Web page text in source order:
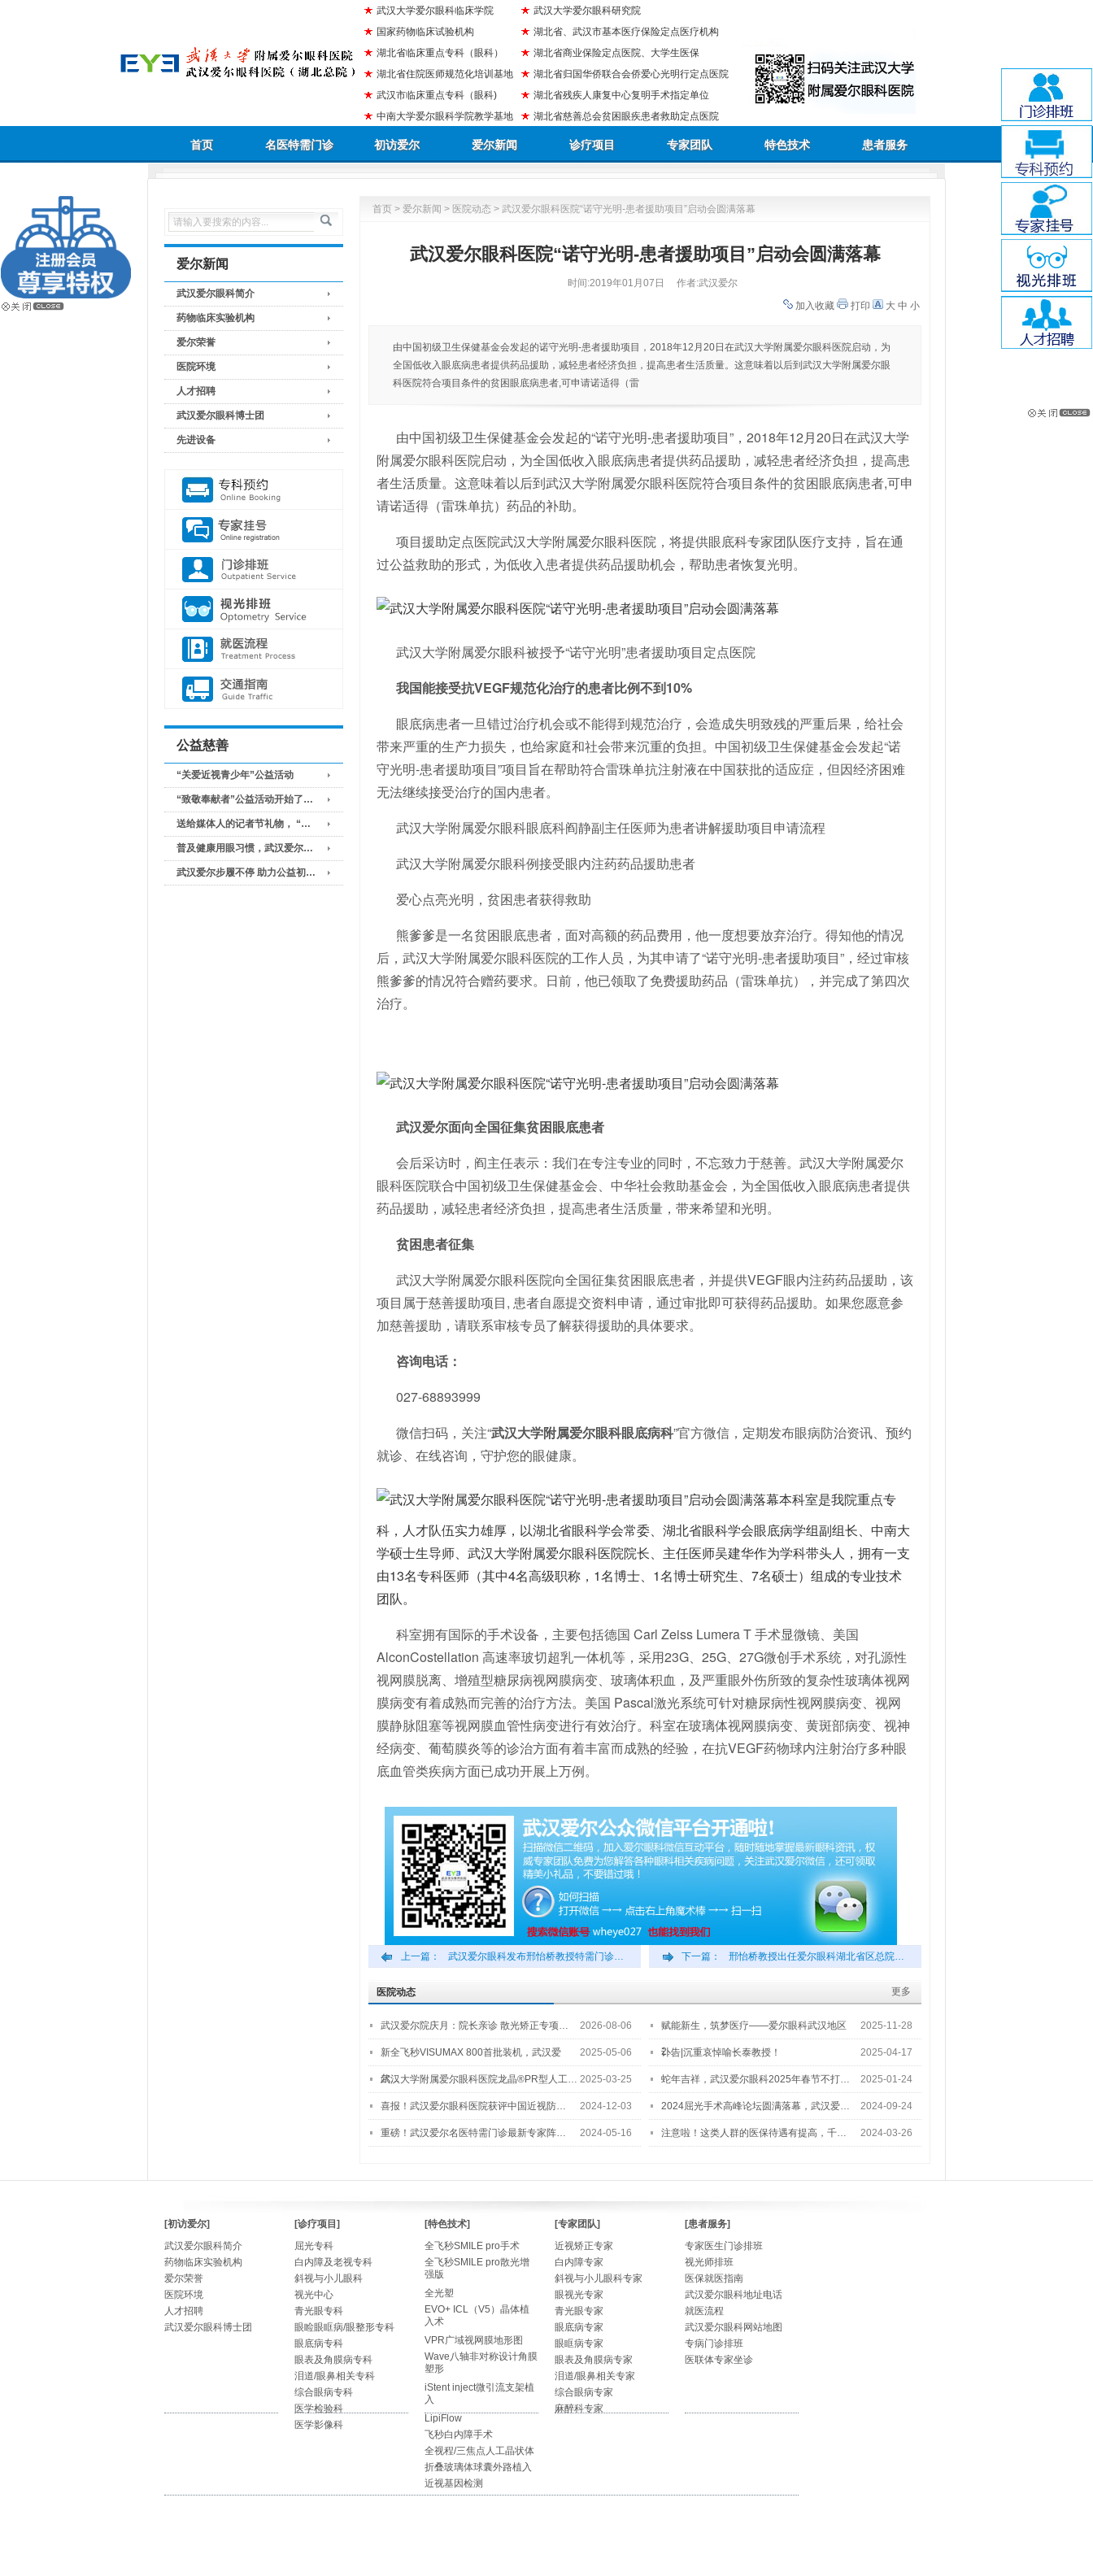
武汉大学爱尔眼科临床学院
国家药物临床试验机构
湖北省临床重点专科（眼科）
湖北省住院医师规范化培训基地
武汉市临床重点专科（眼科)
中南大学爱尔眼科学院教学基地
武汉大学爱尔眼科研究院
湖北省、武汉市基本医疗保险定点医疗机构
湖北省商业保险定点医院、大学生医保
湖北省归国华侨联合会侨爱心光明行定点医院
湖北省残疾人康复中心复明手术指定单位
湖北省慈善总会贫困眼疾患者救助定点医院
首页 名医特需门诊 初访爱尔 爱尔新闻 诊疗项目 专家团队 特色技术 患者服务
爱尔新闻
武汉爱尔眼科简介
药物临床实验机构
爱尔荣誉
医院环境
人才招聘
武汉爱尔眼科博士团
先进设备
公益慈善
“关爱近视青少年”公益活动
“致敬奉献者”公益活动开始了…
送给媒体人的记者节礼物， “…
普及健康用眼习惯，武汉爱尔…
武汉爱尔步履不停 助力公益初…
首页 > 爱尔新闻 > 医院动态 > 武汉爱尔眼科医院“诺守光明-患者援助项目”启动会圆满落幕
武汉爱尔眼科医院“诺守光明-患者援助项目”启动会圆满落幕
时间:2019年01月07日
作者:武汉爱尔
加入收藏
打印 大 中 小
由中国初级卫生保健基金会发起的诺守光明-患者援助项目，2018年12月20日在武汉大学附属爱尔眼科医院启动，为
全国低收入眼底病患者提供药品援助，减轻患者经济负担，提高患者生活质量。这意味着以后到武汉大学附属爱尔眼
科医院符合项目条件的贫困眼底病患者,可申请诺适得（雷
由中国初级卫生保健基金会发起的“诺守光明-患者援助项目”，2018年12月20日在武汉大学
附属爱尔眼科医院启动，为全国低收入眼底病患者提供药品援助，减轻患者经济负担，提高患
者生活质量。这意味着以后到武汉大学附属爱尔眼科医院符合项目条件的贫困眼底病患者,可申
请诺适得（雷珠单抗）药品的补助。
项目援助定点医院武汉大学附属爱尔眼科医院，将提供眼底科专家团队医疗支持，旨在通
过公益救助的形式，为低收入患者提供药品援助机会，帮助患者恢复光明。
武汉大学附属爱尔眼科被授予“诺守光明”患者援助项目定点医院
我国能接受抗VEGF规范化治疗的患者比例不到10%
眼底病患者一旦错过治疗机会或不能得到规范治疗，会造成失明致残的严重后果，给社会
带来严重的生产力损失，也给家庭和社会带来沉重的负担。中国初级卫生保健基金会发起“诺
守光明-患者援助项目”项目旨在帮助符合雷珠单抗注射液在中国获批的适应症，但因经济困难
无法继续接受治疗的国内患者。
武汉大学附属爱尔眼科眼底科阎静副主任医师为患者讲解援助项目申请流程
武汉大学附属爱尔眼科例接受眼内注药药品援助患者
爱心点亮光明，贫困患者获得救助
熊爹爹是一名贫困眼底患者，面对高额的药品费用，他一度想要放弃治疗。得知他的情况
后，武汉大学附属爱尔眼科医院的工作人员，为其申请了“诺守光明-患者援助项目”，经过审核
熊爹爹的情况符合赠药要求。日前，他已领取了免费援助药品（雷珠单抗），并完成了第四次
治疗。
武汉爱尔面向全国征集贫困眼底患者
会后采访时，阎主任表示：我们在专注专业的同时，不忘致力于慈善。武汉大学附属爱尔
眼科医院联合中国初级卫生保健基金会、中华社会救助基金会，为全国低收入眼底病患者提供
药品援助，减轻患者经济负担，提高患者生活质量，带来希望和光明。
贫困患者征集
武汉大学附属爱尔眼科医院向全国征集贫困眼底患者，并提供VEGF眼内注药药品援助，该
项目属于慈善援助项目, 患者自愿提交资料申请，通过审批即可获得药品援助。如果您愿意参
加慈善援助，请联系审核专员了解获得援助的具体要求。
咨询电话：
027-68893999
微信扫码，关注“武汉大学附属爱尔眼科眼底病科”官方微信，定期发布眼病防治资讯、预约
就诊、在线咨询，守护您的眼健康。
本科室是我院重点专
科，人才队伍实力雄厚，以湖北省眼科学会常委、湖北省眼科学会眼底病学组副组长、中南大
学硕士生导师、武汉大学附属爱尔眼科医院院长、主任医师吴建华作为学科带头人，拥有一支
由13名专科医师（其中4名高级职称，1名博士、1名博士研究生、7名硕士）组成的专业技术
团队。
科室拥有国际的手术设备，主要包括德国 Carl Zeiss Lumera T 手术显微镜、美国
AlconCostellation 高速率玻切超乳一体机等，采用23G、25G、27G微创手术系统，对孔源性
视网膜脱离、增殖型糖尿病视网膜病变、玻璃体积血，及严重眼外伤所致的复杂性玻璃体视网
膜病变有着成熟而完善的治疗方法。美国 Pascal激光系统可针对糖尿病性视网膜病变、视网
膜静脉阻塞等视网膜血管性病变进行有效治疗。科室在玻璃体视网膜病变、黄斑部病变、视神
经病变、葡萄膜炎等的诊治方面有着丰富而成熟的经验，在抗VEGF药物球内注射治疗多种眼
底血管类疾病方面已成功开展上万例。
上一篇： 武汉爱尔眼科发布邢怡桥教授特需门诊… 下一篇： 邢怡桥教授出任爱尔眼科湖北省区总院…
更多
医院动态
武汉爱尔院庆月：院长亲诊 散光矫正专项… 2026-08-06 赋能新生，筑梦医疗——爱尔眼科武汉地区
2…
2025-11-28
新全飞秒VISUMAX 800首批装机，武汉爱
尔…
2025-05-06 讣告|沉重哀悼喻长泰教授！ 2025-04-17
武汉大学附属爱尔眼科医院龙晶®PR型人工… 2025-03-25 蛇年吉祥，武汉爱尔眼科2025年春节不打… 2025-01-24
喜报！武汉爱尔眼科医院获评中国近视防… 2024-12-03 2024屈光手术高峰论坛圆满落幕，武汉爱… 2024-09-24
重磅！武汉爱尔名医特需门诊最新专家阵… 2024-05-16 注意啦！这类人群的医保待遇有提高，千… 2024-03-26
[初访爱尔]
武汉爱尔眼科简介
药物临床实验机构
爱尔荣誉
医院环境
人才招聘
武汉爱尔眼科博士团
[诊疗项目]
屈光专科
白内障及老视专科
斜视与小儿眼科
视光中心
青光眼专科
眼睑眼眶病/眼整形专科
眼底病专科
眼表及角膜病专科
泪道/眼鼻相关专科
综合眼病专科
医学检验科
医学影像科
[特色技术]
全飞秒SMILE pro手术
全飞秒SMILE pro散光增
强版
全光塑
EVO+ ICL（V5）晶体植
入术
VPR广域视网膜地形图
Wave八轴非对称设计角膜
塑形
iStent inject微引流支架植
入
LipiFlow
飞秒白内障手术
全视程/三焦点人工晶状体
折叠玻璃体球囊外路植入
近视基因检测
[专家团队]
近视矫正专家
白内障专家
斜视与小儿眼科专家
眼视光专家
青光眼专家
眼底病专家
眼眶病专家
眼表及角膜病专家
泪道/眼鼻相关专家
综合眼病专家
麻醉科专家
[患者服务]
专家医生门诊排班
视光师排班
医保就医指南
武汉爱尔眼科地址电话
就医流程
武汉爱尔眼科网站地图
专病门诊排班
医联体专家坐诊